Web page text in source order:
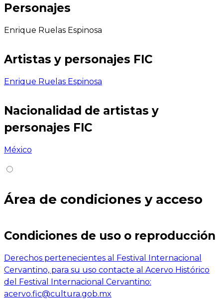
Personajes
Enrique Ruelas Espinosa
Artistas y personajes FIC
Enrique Ruelas Espinosa
Nacionalidad de artistas y
personajes FIC
México
Área de condiciones y acceso
Condiciones de uso o reproducción
Derechos pertenecientes al Festival Internacional
Cervantino, para su uso contacte al Acervo Histórico
del Festival Internacional Cervantino:
acervo.fic@cultura.gob.mx